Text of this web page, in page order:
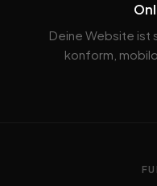
Deine Website ist
konform,